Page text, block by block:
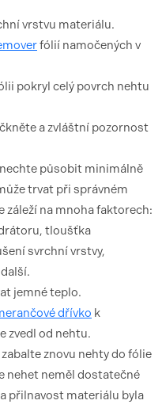
vrstvu materiálu.
fólií namočených v
pokryl celý povrch nehtu
a zvláštní pozornost
působit minimálně
trvat při správném
záleží na mnoha faktorech:
tloušťka
svrchní vrstvy,
jemné teplo.
dřívko k
zvedl od nehtu.
znovu nehty do fólie
nehet neměl dostatečné
přilnavost materiálu byla